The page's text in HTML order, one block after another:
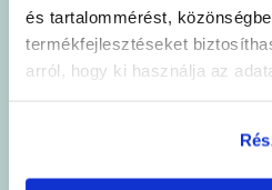
és tartalommérést,
termékfejlesztéseket
arról, hogy ki használja az
elhelyezkedéséről pár
hatékonyság európai
higiéniát és aktívak